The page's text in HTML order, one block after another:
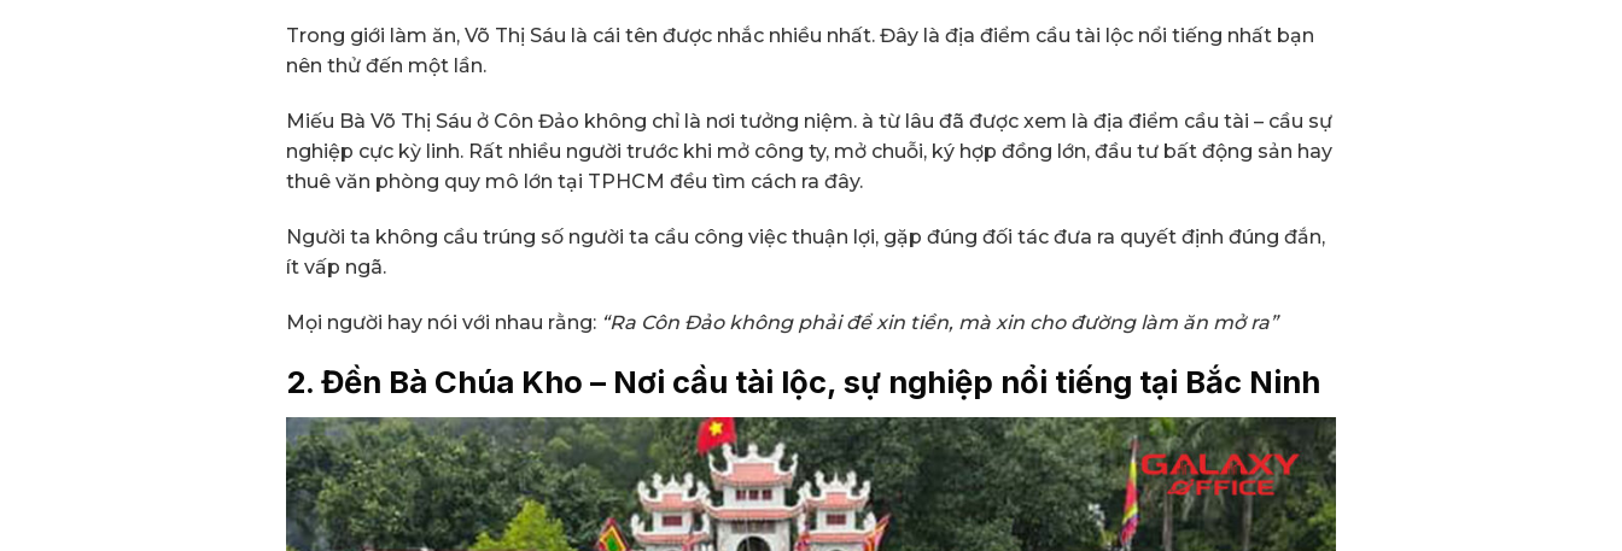
Trong giới làm ăn, Võ Thị Sáu là cái tên được nhắc nhiều nhất. Đây là địa điểm cầu tài lộc nổi tiếng nhất bạn
nên thử đến một lần.
Miếu Bà Võ Thị Sáu ở Côn Đảo không chỉ là nơi tưởng niệm. à từ lâu đã được xem là địa điểm cầu tài – cầu sự
nghiệp cực kỳ linh. Rất nhiều người trước khi mở công ty, mở chuỗi, ký hợp đồng lớn, đầu tư bất động sản hay
thuê văn phòng quy mô lớn tại TPHCM đều tìm cách ra đây.
Người ta không cầu trúng số người ta cầu công việc thuận lợi, gặp đúng đối tác đưa ra quyết định đúng đắn,
ít vấp ngã.
Mọi người hay nói với nhau rằng: “Ra Côn Đảo không phải để xin tiền, mà xin cho đường làm ăn mở ra”
2. Đền Bà Chúa Kho – Nơi cầu tài lộc, sự nghiệp nổi tiếng tại Bắc Ninh